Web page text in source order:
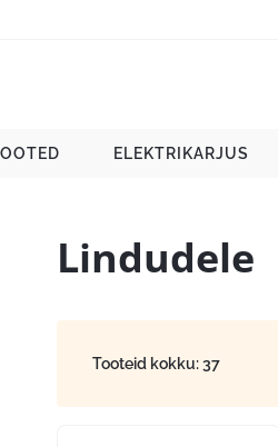
ELEKTRIKARJUS
Lindudele
Tooteid kokku: 37